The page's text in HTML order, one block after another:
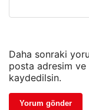
Daha sonraki
posta adresim ve
kaydedilsin.